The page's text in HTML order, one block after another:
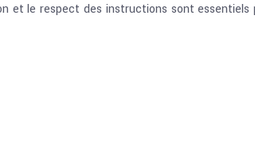
et le respect des instructions sont